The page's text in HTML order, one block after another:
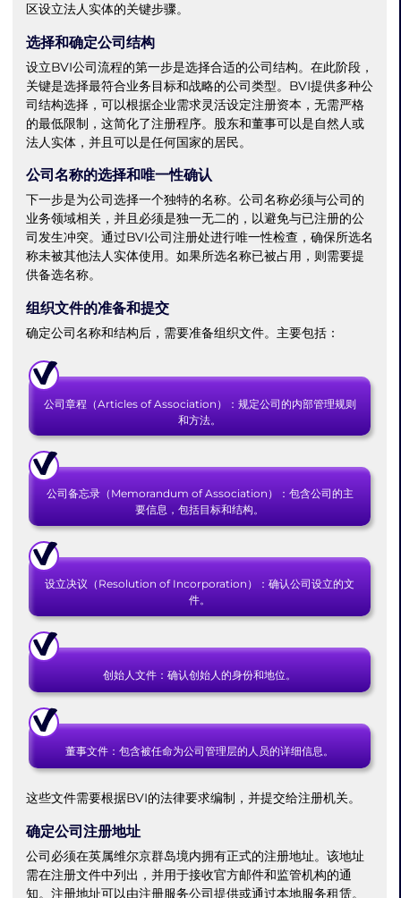
区设立法人实体的关键步骤。
选择和确定公司结构
设立BVI公司流程的第一步是选择合适的公司结构。在此阶段，
关键是选择最符合业务目标和战略的公司类型。BVI提供多种公
司结构选择，可以根据企业需求灵活设定注册资本，无需严格
的最低限制，这简化了注册程序。股东和董事可以是自然人或
法人实体，并且可以是任何国家的居民。
公司名称的选择和唯一性确认
下一步是为公司选择一个独特的名称。公司名称必须与公司的
业务领域相关，并且必须是独一无二的，以避免与已注册的公
司发生冲突。通过BVI公司注册处进行唯一性检查，确保所选名
称未被其他法人实体使用。如果所选名称已被占用，则需要提
供备选名称。
组织文件的准备和提交
确定公司名称和结构后，需要准备组织文件。主要包括：
公司章程（Articles of Association）：规定公司的内部管理规则
和方法。
公司备忘录（Memorandum of Association）：包含公司的主
要信息，包括目标和结构。
设立决议（Resolution of Incorporation）：确认公司设立的文
件。
创始人文件：确认创始人的身份和地位。
董事文件：包含被任命为公司管理层的人员的详细信息。
这些文件需要根据BVI的法律要求编制，并提交给注册机关。
确定公司注册地址
公司必须在英属维尔京群岛境内拥有正式的注册地址。该地址
需在注册文件中列出，并用于接收官方邮件和监管机构的通
知。注册地址可以由注册服务公司提供或通过本地服务租赁。